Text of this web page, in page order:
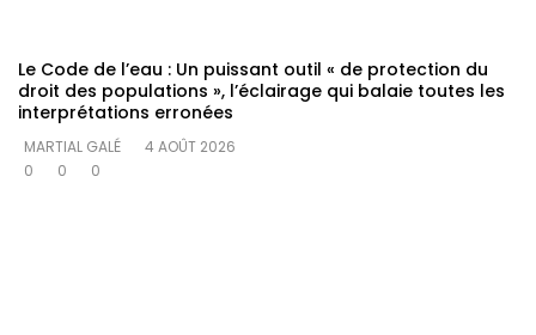
Le Code de l’eau : Un puissant outil « de protection du
droit des populations », l’éclairage qui balaie toutes les
interprétations erronées
MARTIAL GALÉ
4 AOÛT 2026
0
0 0